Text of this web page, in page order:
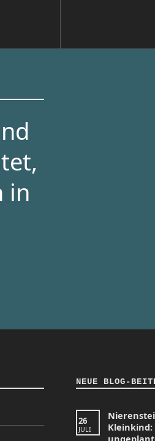
in
NEUE BLOG-
26
JULI
Kleinkind: